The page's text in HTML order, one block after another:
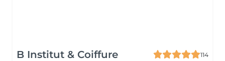
B Institut & Coiffure
114